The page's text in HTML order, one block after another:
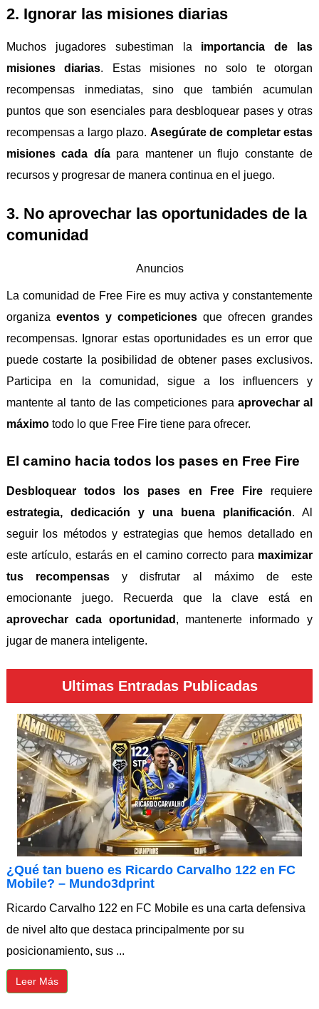
2. Ignorar las misiones diarias
Muchos jugadores subestiman la importancia de las
misiones diarias. Estas misiones no solo te otorgan
recompensas inmediatas, sino que también acumulan
puntos que son esenciales para desbloquear pases y otras
recompensas a largo plazo. Asegúrate de completar estas
misiones cada díapara mantener un flujo constante de
recursos y progresar de manera continua en el juego.
3. No aprovechar las oportunidades de la
comunidad
Anuncios
La comunidad de Free Fire es muy activa y constantemente
organiza eventos y competiciones que ofrecen grandes
recompensas. Ignorar estas oportunidades es un error que
puede costarte la posibilidad de obtener pases exclusivos.
Participa en la comunidad, sigue a los influencers y
mantente al tanto de las competiciones para aprovechar al
máximo todo lo que Free Fire tiene para ofrecer.
El camino hacia todos los pases en Free Fire
Desbloquear todos los pases en Free Firerequiere
estrategia, dedicación y una buena planificación. Al
seguir los métodos y estrategias que hemos detallado en
este artículo, estarás en el camino correcto para maximizar
tus recompensas y disfrutar al máximo de este
emocionante juego. Recuerda que la clave está en
aprovechar cada oportunidad , mantenerte informado y
jugar de manera inteligente.
Ultimas Entradas Publicadas
¿Qué tan bueno es Ricardo Carvalho 122 en FC
Mobile? – Mundo3dprint
Ricardo Carvalho 122 en FC Mobile es una carta defensiva
de nivel alto que destaca principalmente por su
posicionamiento, sus ...
Leer Más